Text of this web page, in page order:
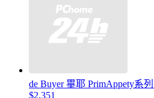
de Buyer 畢耶 PrimAppety系
$2,351